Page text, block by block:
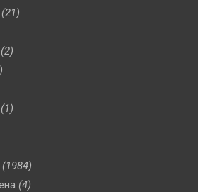
(21)
(2)
(1)
(1984)
(4)